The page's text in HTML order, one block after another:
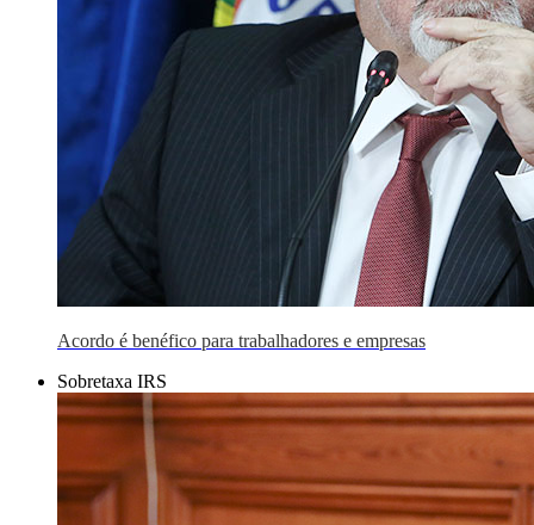
Acordo é benéfico para trabalhadores e empresas
Sobretaxa IRS